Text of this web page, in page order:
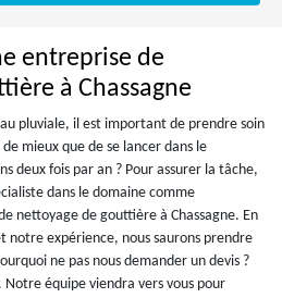
entreprise de
à Chassagne
pluviale, il est important de prendre soin
mieux que de se lancer dans le
deux fois par an ? Pour assurer la tâche,
dans le domaine comme
nettoyage de gouttière à Chassagne. En
notre expérience, nous saurons prendre
ne pas nous demander un devis ?
Notre équipe viendra vers vous pour